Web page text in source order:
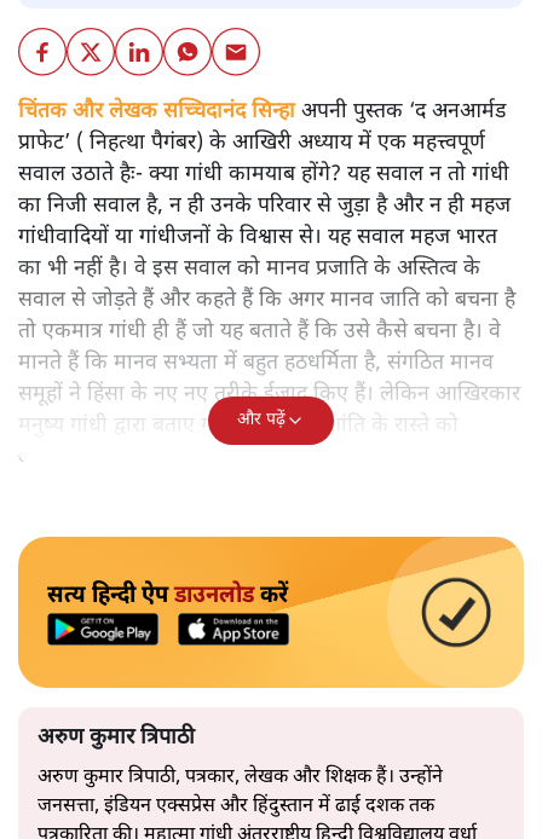
चिंतक और लेखक सच्चिदानंद सिन्हाअपनी पुस्तक ‘द अनआर्मड
प्राफेट’ ( निहत्था पैगंबर) के आखिरी अध्याय में एक महत्त्वपूर्ण
सवाल उठाते हैः- क्या गांधी कामयाब होंगे? यह सवाल न तो गांधी
का निजी सवाल है, न ही उनके परिवार से जुड़ा है और न ही महज
गांधीवादियों या गांधीजनों के विश्वास से। यह सवाल महज भारत
का भी नहीं है। वे इस सवाल को मानव प्रजाति के अस्तित्व के
सवाल से जोड़ते हैं और कहते हैं कि अगर मानव जाति को बचना है
तो एकमात्र गांधी ही हैं जो यह बताते हैं कि उसे कैसे बचना है। वे
मानते हैं कि मानव सभ्यता में बहुत हठधर्मिता है, संगठित मानव
समूहों ने हिंसा के नए नए तरीके ईजाद किए हैं। लेकिन आखिरकार
मनुष्य गांधी द्वारा बताए गए अहिंसा और शांति के रास्ते को
अपनाएगा।
और पढ़ें
सत्य हिन्दी ऐपडाउनलोडकरें
अरुण कुमार त्रिपाठी
अरुण कुमार त्रिपाठी, पत्रकार, लेखक और शिक्षक हैं। उन्होंने
जनसत्ता, इंडियन एक्सप्रेस और हिंदुस्तान में ढाई दशक तक